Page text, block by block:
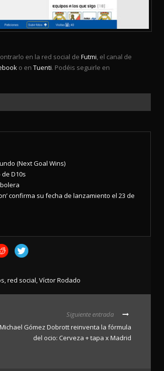
en la red social de Futmi, el canal de
o en Tuenti. Podéis seguirle en
(Next Goal Wins)
de D10s
confirma su fecha de lanzamiento el 23 de
,red social,Víctor Rodado
Siguiente entrada
Michael Gómez Dobrott reinventa la fórmula
del ocio: Cerveza + tapa x Madrid